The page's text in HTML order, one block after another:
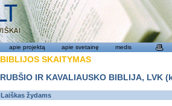
apie projektą apie svetainę medis
BIBLIJOS SKAITYMAS
RUBŠIO IR KAVALIAUSKO BIBLIJA,
Laiškas žydams